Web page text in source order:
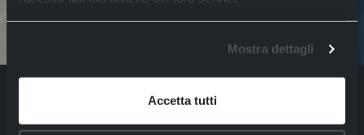
Mostra dettagli
Accetta tutti